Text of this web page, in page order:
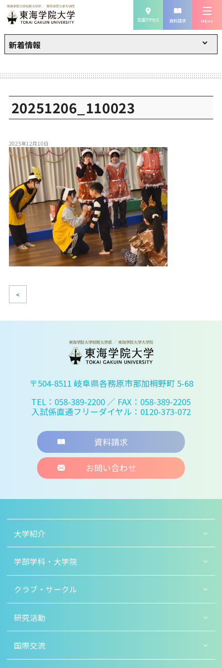
新着情報
20251206_110023
2025年12月10日
<
〒504-8511 岐阜県各務原市那加桐野町 5-68
TEL：058-389-2200 ／ FAX：058-389-2205
入試係直通フリーダイヤル：0120-373-072
資料請求
お問い合わせ
大学紹介
学部学科・大学院
クラブ・サークル
研究活動
国際交流